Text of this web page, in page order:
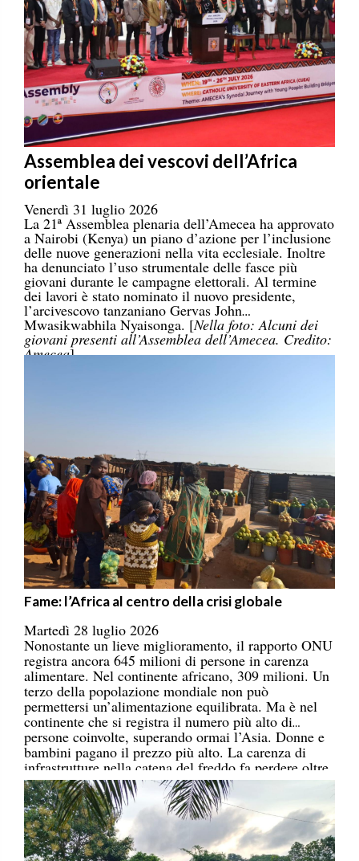
Assemblea dei vescovi dell’Africa
orientale
Venerdì 31 luglio 2026
La 21ª Assemblea plenaria dell’Amecea ha approvato
a Nairobi (Kenya) un piano d’azione per l’inclusione
delle nuove generazioni nella vita ecclesiale. Inoltre
ha denunciato l’uso strumentale delle fasce più
giovani durante le campagne elettorali. Al termine
dei lavori è stato nominato il nuovo presidente,
l’arcivescovo tanzaniano Gervas John
Mwasikwabhila Nyaisonga. [Nella foto: Alcuni dei
giovani presenti all’Assemblea dell’Amecea. Credito:
Amecea]
Fame: l’Africa al centro della crisi globale
Martedì 28 luglio 2026
Nonostante un lieve miglioramento, il rapporto ONU
registra ancora 645 milioni di persone in carenza
alimentare. Nel continente africano, 309 milioni. Un
terzo della popolazione mondiale non può
permettersi un’alimentazione equilibrata. Ma è nel
continente che si registra il numero più alto di
persone coinvolte, superando ormai l’Asia. Donne e
bambini pagano il prezzo più alto. La carenza di
infrastrutture nella catena del freddo fa perdere oltre
un terzo della produzione di frutta, verdura, pesce e
latticini.